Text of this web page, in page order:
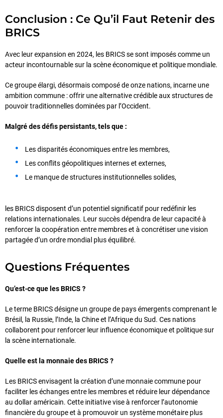
Conclusion : Ce Qu’il Faut Retenir des
BRICS
Avec leur expansion en 2024, les BRICS se sont imposés comme un
acteur incontournable sur la scène économique et politique mondiale.
Ce groupe élargi, désormais composé de onze nations, incarne une
ambition commune : offrir une alternative crédible aux structures de
pouvoir traditionnelles dominées par l’Occident.
Malgré des défis persistants, tels que :
Les disparités économiques entre les membres,
Les conflits géopolitiques internes et externes,
Le manque de structures institutionnelles solides,
les BRICS disposent d’un potentiel significatif pour redéfinir les
relations internationales. Leur succès dépendra de leur capacité à
renforcer la coopération entre membres et à concrétiser une vision
partagée d’un ordre mondial plus équilibré.
Questions Fréquentes
Qu’est-ce que les BRICS ?
Le terme BRICS désigne un groupe de pays émergents comprenant le
Brésil, la Russie, l’Inde, la Chine et l’Afrique du Sud. Ces nations
collaborent pour renforcer leur influence économique et politique sur
la scène internationale.
Quelle est la monnaie des BRICS ?
Les BRICS envisagent la création d’une monnaie commune pour
faciliter les échanges entre les membres et réduire leur dépendance
au dollar américain. Cette initiative vise à renforcer l’autonomie
financière du groupe et à promouvoir un système monétaire plus